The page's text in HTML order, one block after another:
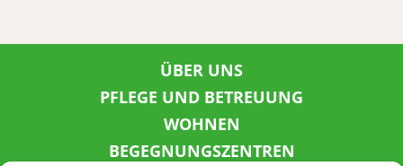
ÜBER UNS
PFLEGE UND BETREUUNG
WOHNEN
BEGEGNUNGSZENTREN